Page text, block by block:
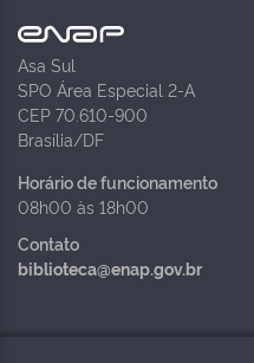
Asa Sul
SPO Área Especial 2-A
CEP 70.610-900
Brasília/DF
Horário de funcionamento
08h00 às 18h00
Contato
biblioteca@enap.gov.br